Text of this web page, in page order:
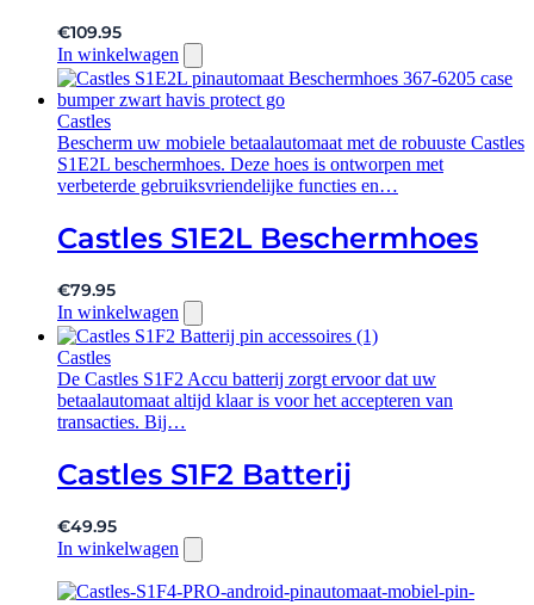
€109.95
In winkelwagen
Castles
Bescherm uw mobiele betaalautomaat met de robuuste Castles
S1E2L beschermhoes. Deze hoes is ontworpen met
verbeterde gebruiksvriendelijke functies en…
Castles S1E2L Beschermhoes
€79.95
In winkelwagen
Castles
De Castles S1F2 Accu batterij zorgt ervoor dat uw
betaalautomaat altijd klaar is voor het accepteren van
transacties. Bij…
Castles S1F2 Batterij
€49.95
In winkelwagen